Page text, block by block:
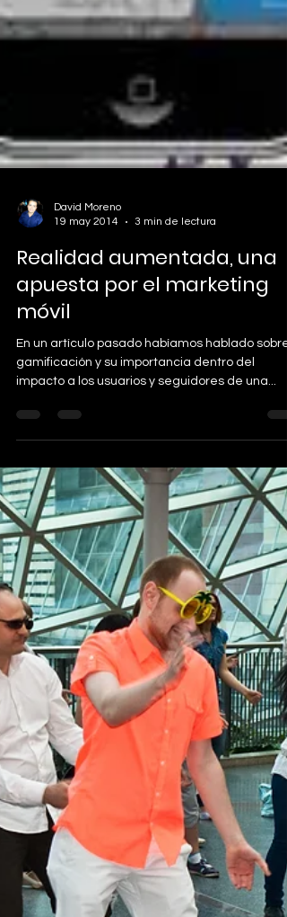
19 may 2014
3 min de lectura
Realidad aumentada, una
apuesta por el marketing
móvil
En un artículo pasado habíamos hablado sobre
impacto a los usuarios y seguidores de una...